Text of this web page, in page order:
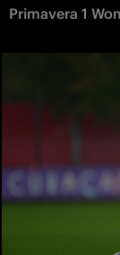
Primavera 1